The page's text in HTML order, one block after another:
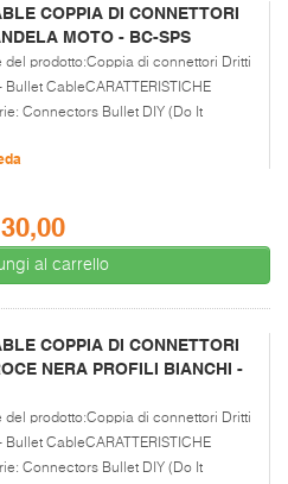
COPPIA DI CONNETTORI
MOTO - BC-SPS
del prodotto:Coppia di connettori Dritti
Bullet CableCARATTERISTICHE
Connectors Bullet DIY (Do It
al carrello
COPPIA DI CONNETTORI
NERA PROFILI BIANCHI -
del prodotto:Coppia di connettori Dritti
Bullet CableCARATTERISTICHE
Connectors Bullet DIY (Do It